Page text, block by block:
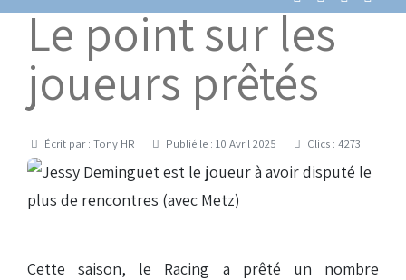
Le point sur les
joueurs prêtés
DétailsÉcrit par : Tony HR Publié le : 10 Avril 2025 Clics : 4273
Cette saison, le Racing a prêté un nombre